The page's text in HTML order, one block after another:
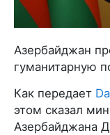
Азербайджан
гуманитарную
Как передает
этом сказал
Азербайджана